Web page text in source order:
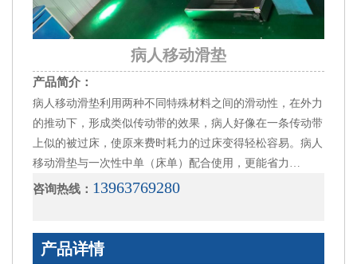
病人移动滑垫
产品简介：
病人移动滑垫利用两种不同特殊材料之间的滑动性，在外力
的推动下，形成类似传动带的效果，病人好像在一条传动带
上似的被过床，使原来费时耗力的过床变得轻松容易。病人
移动滑垫与一次性中单（床单）配合使用，更能省力…
咨询热线： 13963769280
产品详情